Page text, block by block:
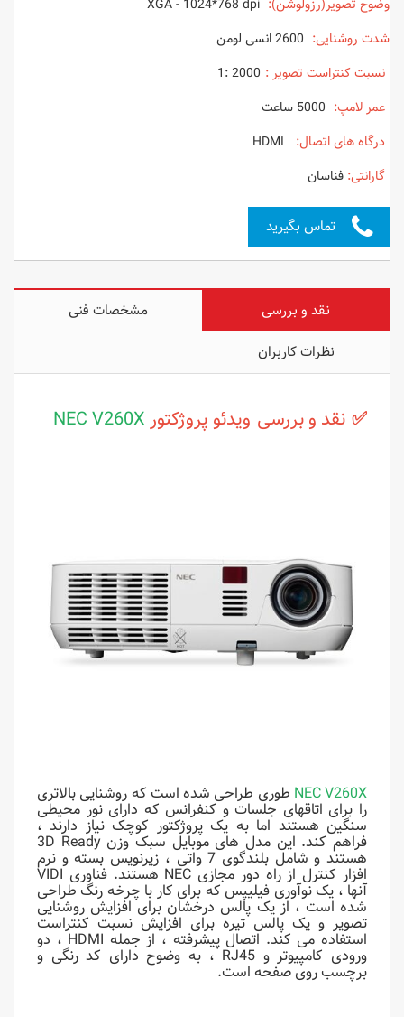
وضوح تصویر(رزولوشن):
شدت روشنایی:
نسبت کنتراست تصویر :
1
عمر لامپ:
درگاه های اتصال:
گارانتی: فناسان
تماس بگیرید
نقد و بررسی
مشخصات فنی
نظرات کاربران
✅ نقد و بررسی ویدئو پروژکتورNEC V260X
NEC V260X طوری طراحی شده است که روشنایی بالاتری
را برای اتاقهای جلسات و کنفرانس که دارای نور محیطی
سنگین هستند اما به یک پروژکتور کوچک نیاز دارند ،
فراهم کند. این مدل های موبایل سبک وزن 3D Ready
هستند و شامل بلندگوی 7 واتی ، زیرنویس بسته و نرم
افزار کنترل از راه دور مجازی NEC هستند. فناوری VIDI
آنها ، یک نوآوری فیلیپس که برای کار با چرخه رنگ طراحی
شده است ، از یک پالس درخشان برای افزایش روشنایی
تصویر و یک پالس تیره برای افزایش نسبت کنتراست
استفاده می کند. اتصال پیشرفته ، از جمله HDMI ، دو
ورودی کامپیوتر و RJ45 ، به وضوح دارای کد رنگی و
برچسب روی صفحه است.